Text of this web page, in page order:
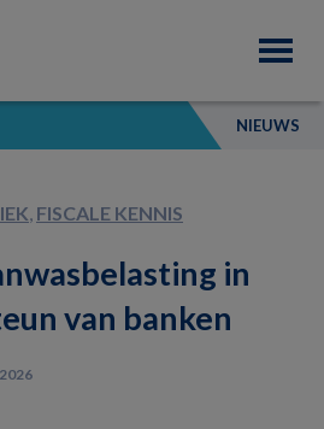
NIEUWS
, FISCALE KENNIS
in
van banken